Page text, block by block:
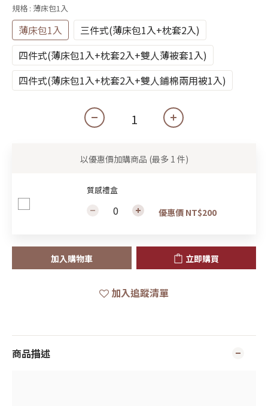
規格 : 薄床包1入
薄床包1入
三件式(薄床包1入+枕套2入)
四件式(薄床包1入+枕套2入+雙人薄被套1入)
四件式(薄床包1入+枕套2入+雙人鋪棉兩用被1入)
以優惠價加購商品 (最多 1 件)
質感禮盒
優惠價 NT$200
加入購物車 立即購買
加入追蹤清單
商品描述